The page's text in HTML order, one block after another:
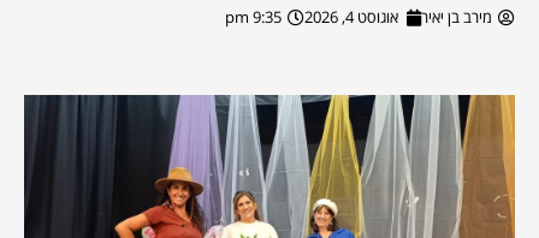
מירב בן יאיר אוגוסט 4, 2026 9:35 pm